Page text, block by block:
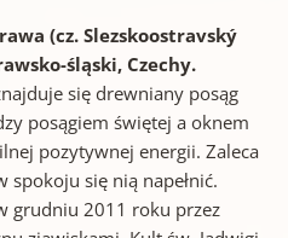
(cz. Slezskoostravský
śląski, Czechy.
się drewniany posąg
posągiem świętej a oknem
pozytywnej energii. Zaleca
spokoju się nią napełnić.
grudniu 2011 roku przez